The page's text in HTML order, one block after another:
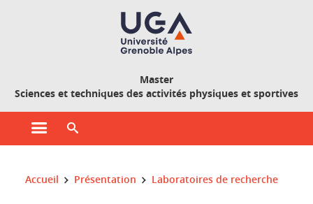
Master
Sciences et techniques des activités physiques et sportives
Ouvrir le menu principal
Vous êtes ici :
Accueil Présentation Laboratoires de recherche